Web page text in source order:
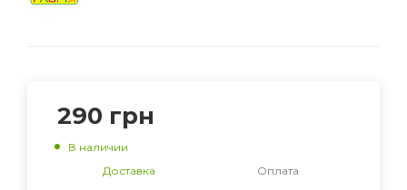
290 грн
В наличии
Доставка
Оплата